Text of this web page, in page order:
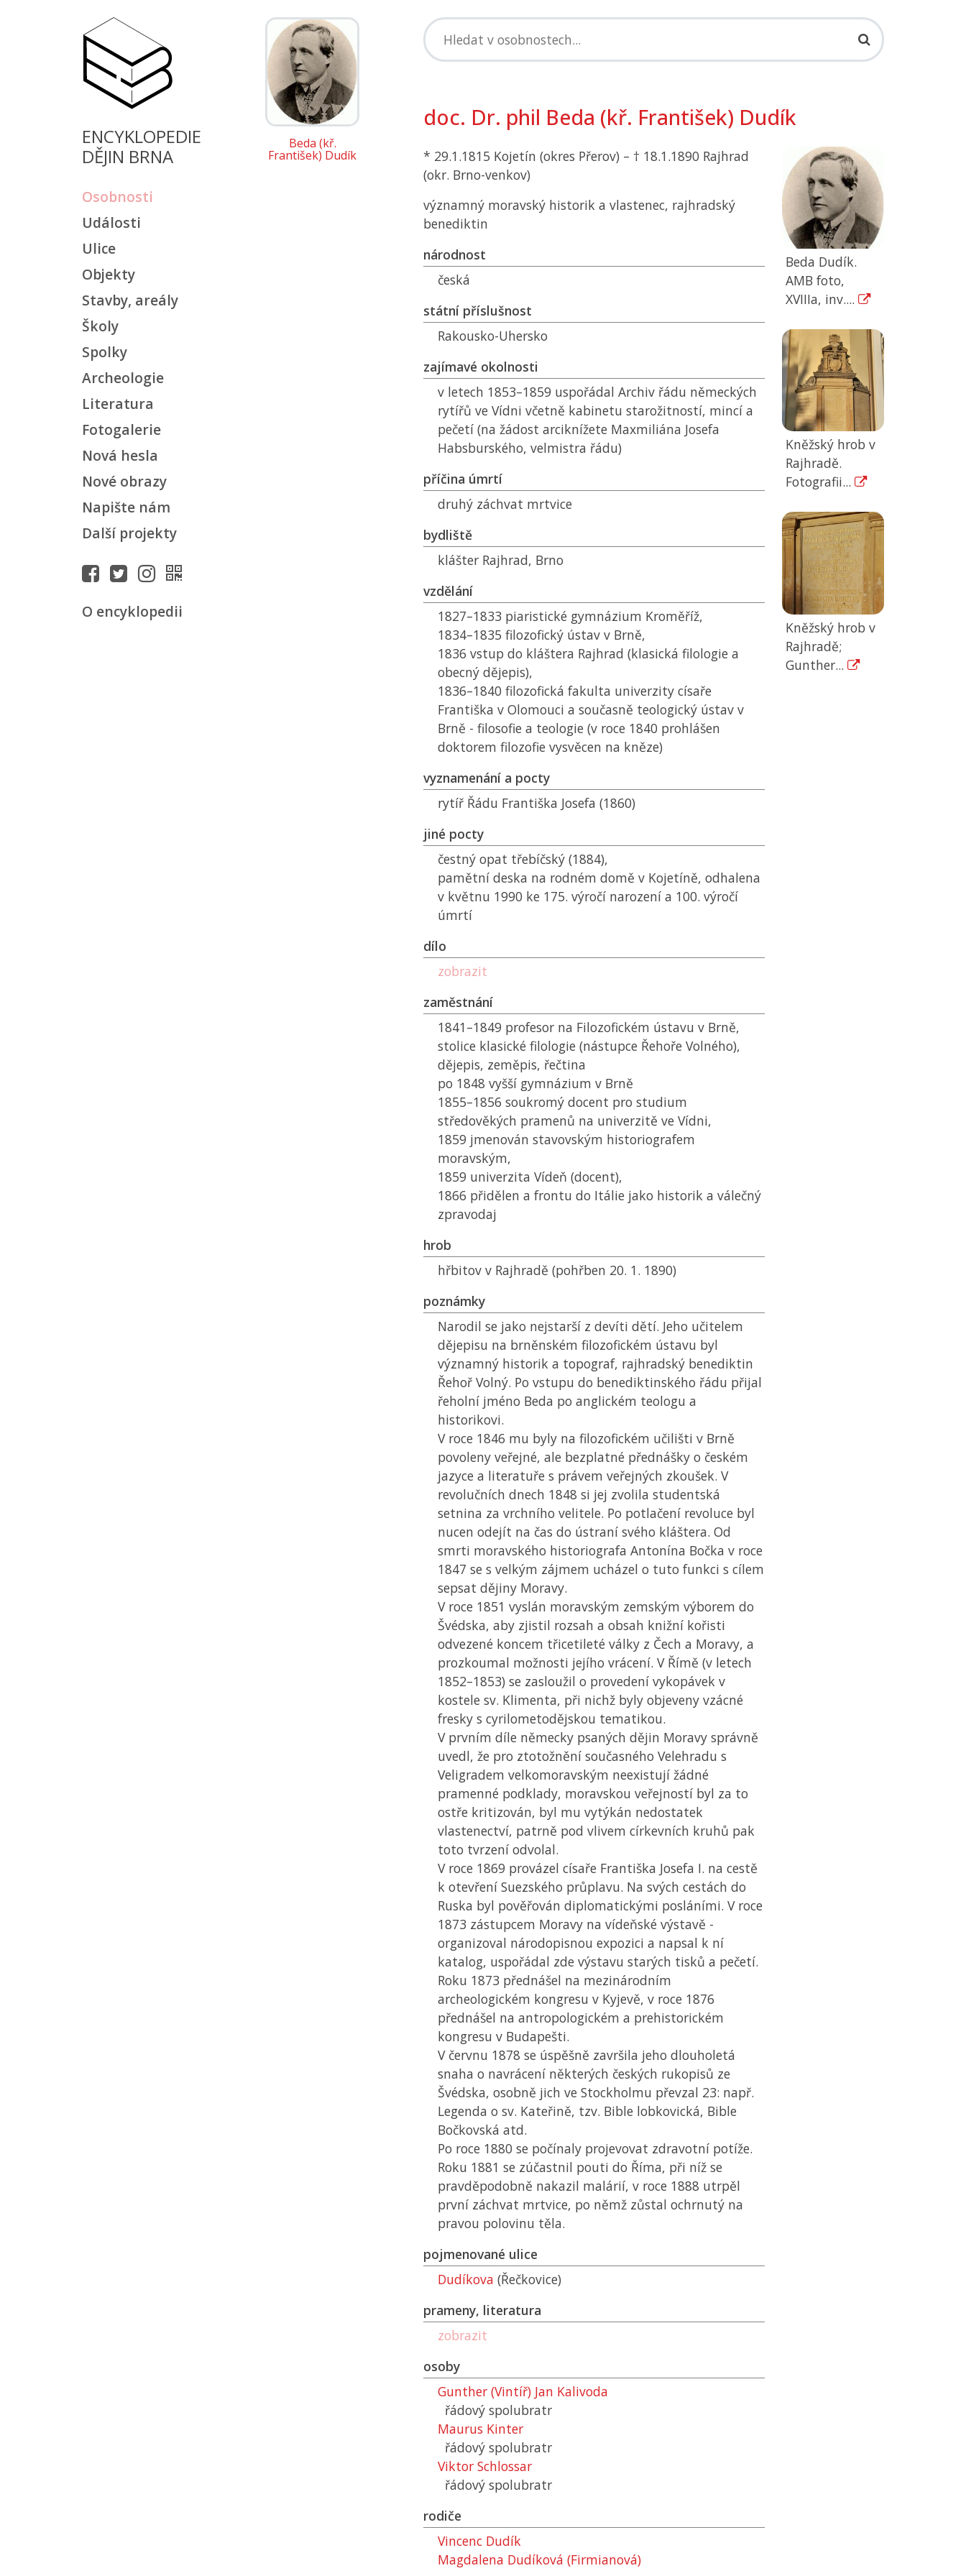
ENCYKLOPEDIE
DĚJIN BRNA
Osobnosti
Události
Ulice
Objekty
Stavby, areály
Školy
Spolky
Archeologie
Literatura
Fotogalerie
Nová hesla
Nové obrazy
Napište nám
Další projekty
O encyklopedii
Beda (kř.
František) Dudík
doc. Dr. phil Beda (kř. František) Dudík
* 29.1.1815 Kojetín (okres Přerov) – † 18.1.1890 Rajhrad
(okr. Brno-venkov)
významný moravský historik a vlastenec, rajhradský
benediktin
národnost
česká
státní příslušnost
Rakousko-Uhersko
zajímavé okolnosti
v letech 1853–1859 uspořádal Archiv řádu německých
rytířů ve Vídni včetně kabinetu starožitností, mincí a
pečetí (na žádost arciknížete Maxmiliána Josefa
Habsburského, velmistra řádu)
příčina úmrtí
druhý záchvat mrtvice
bydliště
klášter Rajhrad, Brno
vzdělání
1827–1833 piaristické gymnázium Kroměříž,
1834–1835 filozofický ústav v Brně,
1836 vstup do kláštera Rajhrad (klasická filologie a
obecný dějepis),
1836–1840 filozofická fakulta univerzity císaře
Františka v Olomouci a současně teologický ústav v
Brně - filosofie a teologie (v roce 1840 prohlášen
doktorem filozofie vysvěcen na kněze)
vyznamenání a pocty
rytíř Řádu Františka Josefa (1860)
jiné pocty
čestný opat třebíčský (1884),
pamětní deska na rodném domě v Kojetíně, odhalena
v květnu 1990 ke 175. výročí narození a 100. výročí
úmrtí
dílo
zobrazit
zaměstnání
1841–1849 profesor na Filozofickém ústavu v Brně,
stolice klasické filologie (nástupce Řehoře Volného),
dějepis, zeměpis, řečtina
po 1848 vyšší gymnázium v Brně
1855–1856 soukromý docent pro studium
středověkých pramenů na univerzitě ve Vídni,
1859 jmenován stavovským historiografem
moravským,
1859 univerzita Vídeň (docent),
1866 přidělen a frontu do Itálie jako historik a válečný
zpravodaj
hrob
hřbitov v Rajhradě (pohřben 20. 1. 1890)
poznámky
Narodil se jako nejstarší z devíti dětí. Jeho učitelem
dějepisu na brněnském filozofickém ústavu byl
významný historik a topograf, rajhradský benediktin
Řehoř Volný. Po vstupu do benediktinského řádu přijal
řeholní jméno Beda po anglickém teologu a
historikovi.
V roce 1846 mu byly na filozofickém učilišti v Brně
povoleny veřejné, ale bezplatné přednášky o českém
jazyce a literatuře s právem veřejných zkoušek. V
revolučních dnech 1848 si jej zvolila studentská
setnina za vrchního velitele. Po potlačení revoluce byl
nucen odejít na čas do ústraní svého kláštera. Od
smrti moravského historiografa Antonína Bočka v roce
1847 se s velkým zájmem ucházel o tuto funkci s cílem
sepsat dějiny Moravy.
V roce 1851 vyslán moravským zemským výborem do
Švédska, aby zjistil rozsah a obsah knižní kořisti
odvezené koncem třicetileté války z Čech a Moravy, a
prozkoumal možnosti jejího vrácení. V Římě (v letech
1852–1853) se zasloužil o provedení vykopávek v
kostele sv. Klimenta, při nichž byly objeveny vzácné
fresky s cyrilometodějskou tematikou.
V prvním díle německy psaných dějin Moravy správně
uvedl, že pro ztotožnění současného Velehradu s
Veligradem velkomoravským neexistují žádné
pramenné podklady, moravskou veřejností byl za to
ostře kritizován, byl mu vytýkán nedostatek
vlastenectví, patrně pod vlivem církevních kruhů pak
toto tvrzení odvolal.
V roce 1869 provázel císaře Františka Josefa I. na cestě
k otevření Suezského průplavu. Na svých cestách do
Ruska byl pověřován diplomatickými posláními. V roce
1873 zástupcem Moravy na vídeňské výstavě -
organizoval národopisnou expozici a napsal k ní
katalog, uspořádal zde výstavu starých tisků a pečetí.
Roku 1873 přednášel na mezinárodním
archeologickém kongresu v Kyjevě, v roce 1876
přednášel na antropologickém a prehistorickém
kongresu v Budapešti.
V červnu 1878 se úspěšně završila jeho dlouholetá
snaha o navrácení některých českých rukopisů ze
Švédska, osobně jich ve Stockholmu převzal 23: např.
Legenda o sv. Kateřině, tzv. Bible lobkovická, Bible
Bočkovská atd.
Po roce 1880 se počínaly projevovat zdravotní potíže.
Roku 1881 se zúčastnil pouti do Říma, při níž se
pravděpodobně nakazil malárií, v roce 1888 utrpěl
první záchvat mrtvice, po němž zůstal ochrnutý na
pravou polovinu těla.
pojmenované ulice
Dudíkova (Řečkovice)
prameny, literatura
zobrazit
osoby
Gunther (Vintíř) Jan Kalivoda
řádový spolubratr
Maurus Kinter
řádový spolubratr
Viktor Schlossar
řádový spolubratr
rodiče
Vincenc Dudík
Magdalena Dudíková (Firmianová)
Beda Dudík.
AMB foto,
XVIIIa, inv....
Kněžský hrob v
Rajhradě.
Fotografii...
Kněžský hrob v
Rajhradě;
Gunther...